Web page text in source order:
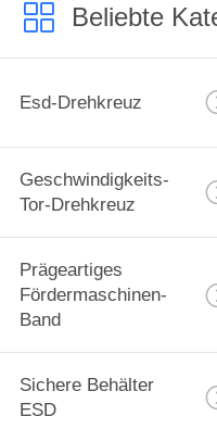
Beliebte
Esd-Drehkreuz
Geschwindigkeits-
Tor-Drehkreuz
Prägeartiges
Fördermaschinen-
Band
Sichere Behälter
ESD